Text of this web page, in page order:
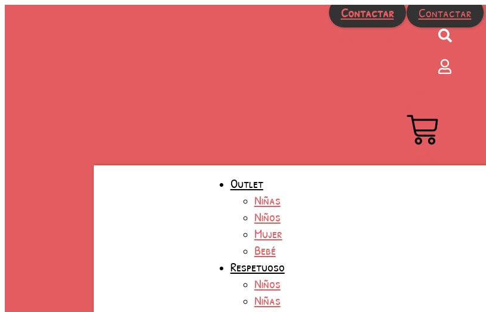
Ir
Contactar Contactar
Outlet
Niñas
Niños
Mujer
Bebé
Respetuoso
Niños
Niñas